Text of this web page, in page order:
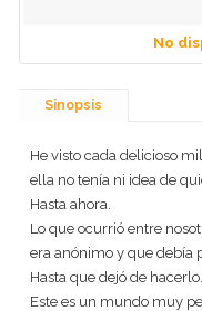
No
Sinopsis
He visto cada delicioso
ella no tenía ni idea de
Hasta ahora.
Lo que ocurrió entre
era anónimo y que debía
Hasta que dejó de hacerlo.
Este es un mundo muy